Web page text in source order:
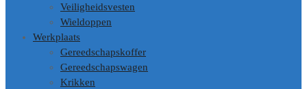
Veiligheidsvesten
Wieldoppen
Werkplaats
Gereedschapskoffer
Gereedschapswagen
Krikken